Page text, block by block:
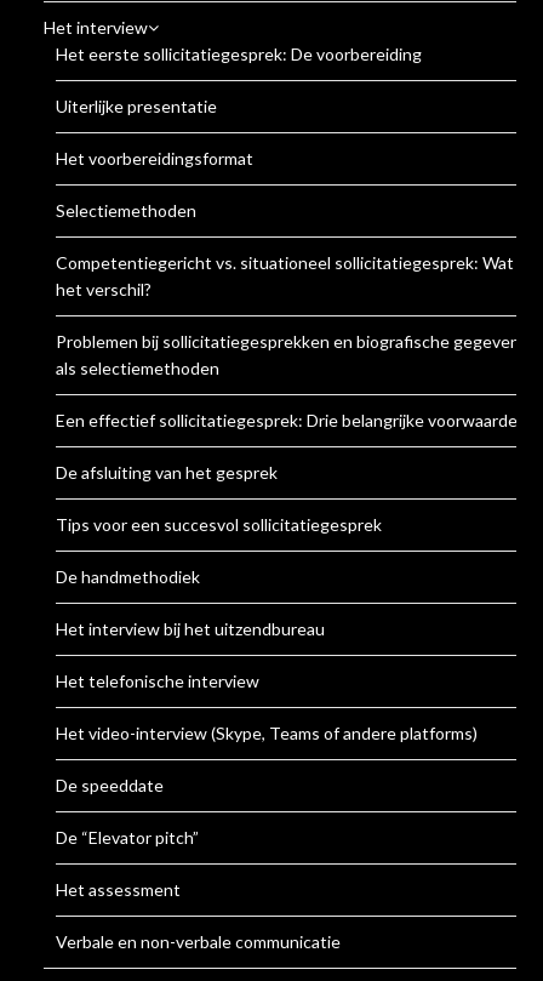
Het interview
Het eerste sollicitatiegesprek: De voorbereiding
Uiterlijke presentatie
Het voorbereidingsformat
Selectiemethoden
Competentiegericht vs. situationeel sollicitatiegesprek: Wat is
het verschil?
Problemen bij sollicitatiegesprekken en biografische gegevens
als selectiemethoden
Een effectief sollicitatiegesprek: Drie belangrijke voorwaarden
De afsluiting van het gesprek
Tips voor een succesvol sollicitatiegesprek
De handmethodiek
Het interview bij het uitzendbureau
Het telefonische interview
Het video-interview (Skype, Teams of andere platforms)
De speeddate
De “Elevator pitch”
Het assessment
Verbale en non-verbale communicatie